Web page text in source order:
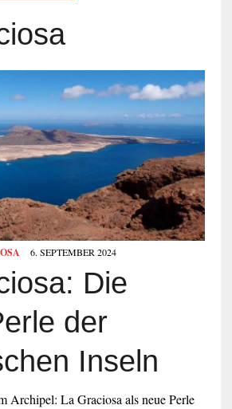
6. SEPTEMBER 2024
Die
der
Inseln
Archipel: La Graciosa als neue Perle